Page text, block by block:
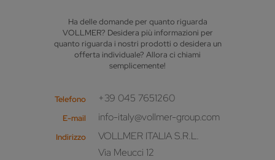
Ha delle domande per quanto riguarda
VOLLMER? Desidera più informazioni per
quanto riguarda i nostri prodotti o desidera un
offerta individuale? Allora ci chiami
semplicemente!
Telefono +39 045 7651260
E-mail info-italy@vollmer-group.com
Indirizzo
VOLLMER ITALIA S.R.L.
Via Meucci 12